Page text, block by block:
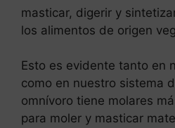
masticar, digerir y
los alimentos de origen
Esto es evidente tanto en
como en nuestro sistema
omnívoro tiene molares
para moler y masticar